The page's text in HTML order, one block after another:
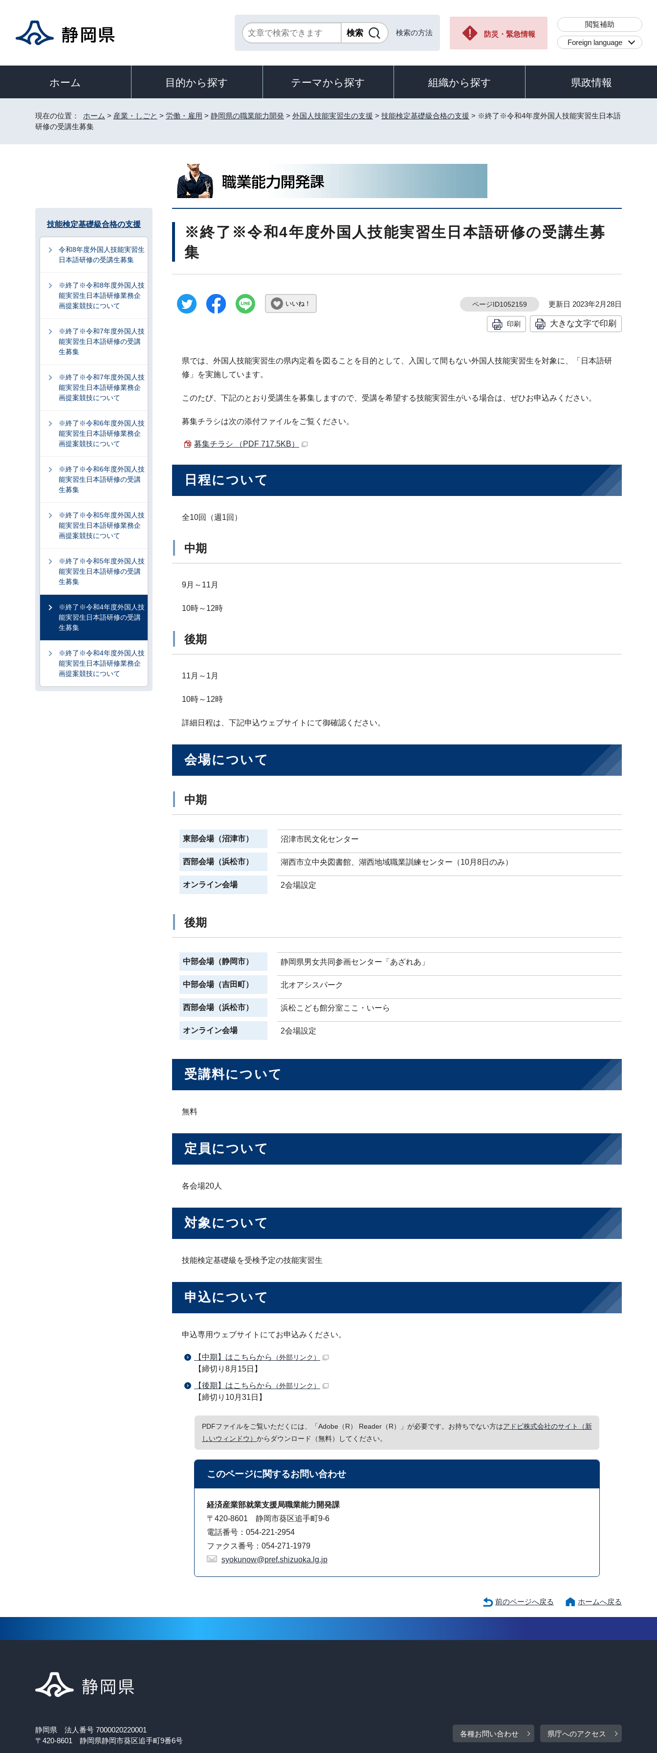
検索の方法 防災・緊急情報
閲覧補助
Foreign language
ホーム 目的から探す テーマから探す 組織から探す 県政情報
現在の位置： ホーム > 産業・しごと > 労働・雇用 > 静岡県の職業能力開発 > 外国人技能実習生の支援 > 技能検定基礎級合格の支援 > ※終了※令和4年度外国人技能実習生日本語
研修の受講生募集
※終了※令和4年度外国人技能実習生日本語研修の受講生募
集
いいね！ ページID1052159 更新日 2023年2月28日
印刷 大きな文字で印刷
県では、外国人技能実習生の県内定着を図ることを目的として、入国して間もない外国人技能実習生を対象に、「日本語研
修」を実施しています。
このたび、下記のとおり受講生を募集しますので、受講を希望する技能実習生がいる場合は、ぜひお申込みください。
募集チラシは次の添付ファイルをご覧ください。
募集チラシ （PDF 717.5KB）
日程について
全10回（週1回）
中期
9月～11月
10時～12時
後期
11月～1月
10時～12時
詳細日程は、下記申込ウェブサイトにて御確認ください。
会場について
中期
東部会場（沼津市） 沼津市民文化センター
西部会場（浜松市） 湖西市立中央図書館、湖西地域職業訓練センター（10月8日のみ）
オンライン会場 2会場設定
後期
中部会場（静岡市） 静岡県男女共同参画センター「あざれあ」
中部会場（吉田町） 北オアシスパーク
西部会場（浜松市） 浜松こども館分室ここ・いーら
オンライン会場 2会場設定
受講料について
無料
定員について
各会場20人
対象について
技能検定基礎級を受検予定の技能実習生
申込について
申込専用ウェブサイトにてお申込みください。
【中期】はこちらから （外部リンク）
【締切り8月15日】
【後期】はこちらから
（外部リンク）
【締切り10月31日】
PDFファイルをご覧いただくには、「Adobe（R） Reader（R）」が必要です。お持ちでない方はアドビ株式会社のサイト（新
しいウィンドウ） からダウンロード（無料）してください。
このページに関するお問い合わせ
経済産業部就業支援局職業能力開発課
〒420-8601 静岡市葵区追手町9-6
電話番号：054-221-2954
ファクス番号：054-271-1979
syokunow@pref.shizuoka.lg.jp
技能検定基礎級合格の支援
令和8年度外国人技能実習生
日本語研修の受講生募集
※終了※令和8年度外国人技
能実習生日本語研修業務企
画提案競技について
※終了※令和7年度外国人技
能実習生日本語研修の受講
生募集
※終了※令和7年度外国人技
能実習生日本語研修業務企
画提案競技について
※終了※令和6年度外国人技
能実習生日本語研修業務企
画提案競技について
※終了※令和6年度外国人技
能実習生日本語研修の受講
生募集
※終了※令和5年度外国人技
能実習生日本語研修業務企
画提案競技について
※終了※令和5年度外国人技
能実習生日本語研修の受講
生募集
※終了※令和4年度外国人技
能実習生日本語研修の受講
生募集
※終了※令和4年度外国人技
能実習生日本語研修業務企
画提案競技について
前のページへ戻る ホームへ戻る
静岡県 法人番号 7000020220001
〒420-8601 静岡県静岡市葵区追手町9番6号
各種お問い合わせ 県庁へのアクセス